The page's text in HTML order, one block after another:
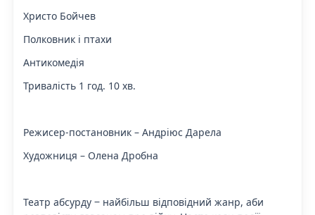
Христо Бойчев
Полковник і птахи
Антикомедія
Тривалість 1 год. 10 хв.
Режисер-постановник – Андріюс Дарела
Художниця – Олена Дробна
Театр абсурду ‒ найбільш відповідний жанр, аби